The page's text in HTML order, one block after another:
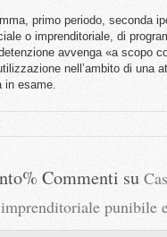
primo periodo, seconda
o imprenditoriale, di
avvenga «a scopo
nell’ambito di una
in esame.
Commenti su
punibile